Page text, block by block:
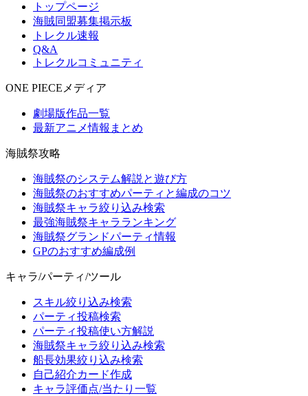
トップページ
海賊同盟募集掲示板
トレクル速報
Q&A
トレクルコミュニティ
ONE PIECEメディア
劇場版作品一覧
最新アニメ情報まとめ
海賊祭攻略
海賊祭のシステム解説と遊び方
海賊祭のおすすめパーティと編成のコツ
海賊祭キャラ絞り込み検索
最強海賊祭キャラランキング
海賊祭グランドパーティ情報
GPのおすすめ編成例
キャラ/パーティ/ツール
スキル絞り込み検索
パーティ投稿検索
パーティ投稿使い方解説
海賊祭キャラ絞り込み検索
船長効果絞り込み検索
自己紹介カード作成
キャラ評価点/当たり一覧